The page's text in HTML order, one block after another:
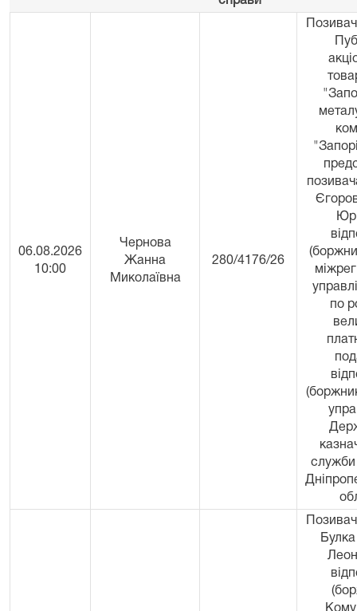
06.08.2026
10:00
Чернова
Жанна
Миколаївна
280/4176/26
по
служби